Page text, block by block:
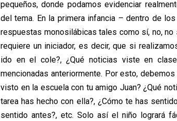
pequeños, donde podamos evidenciar
del tema. En la primera infancia – dentro de
respuestas monosilábicas tales como sí, no,
requiere un iniciador, es decir, que si
ido en el cole?, ¿Qué noticias viste en
mencionadas anteriormente. Por esto,
visto en la escuela con tu amigo Juan? ¿Qué
tarea has hecho con ella?, ¿Cómo te has
sentido antes?, etc. Solo así el niño logrará